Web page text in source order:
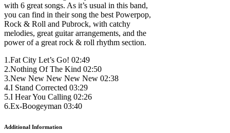
with 6 great songs. As it’s usual in this band,
you can find in their song the best Powerpop,
Rock & Roll and Pubrock, with catchy
melodies, great guitar arrangements, and the
power of a great rock & roll rhythm section.
1.Fat City Let’s Go! 02:49
2.Nothing Of The Kind 02:50
3.New New New New New 02:38
4.I Stand Corrected 03:29
5.I Hear You Calling 02:26
6.Ex-Boogeyman 03:40
Additional Information